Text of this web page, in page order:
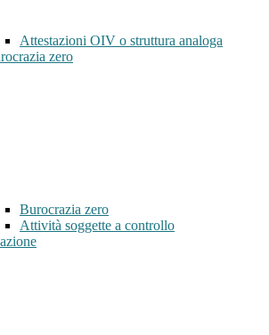
Attestazioni OIV o struttura analoga
zero
Burocrazia zero
Attività soggette a controllo